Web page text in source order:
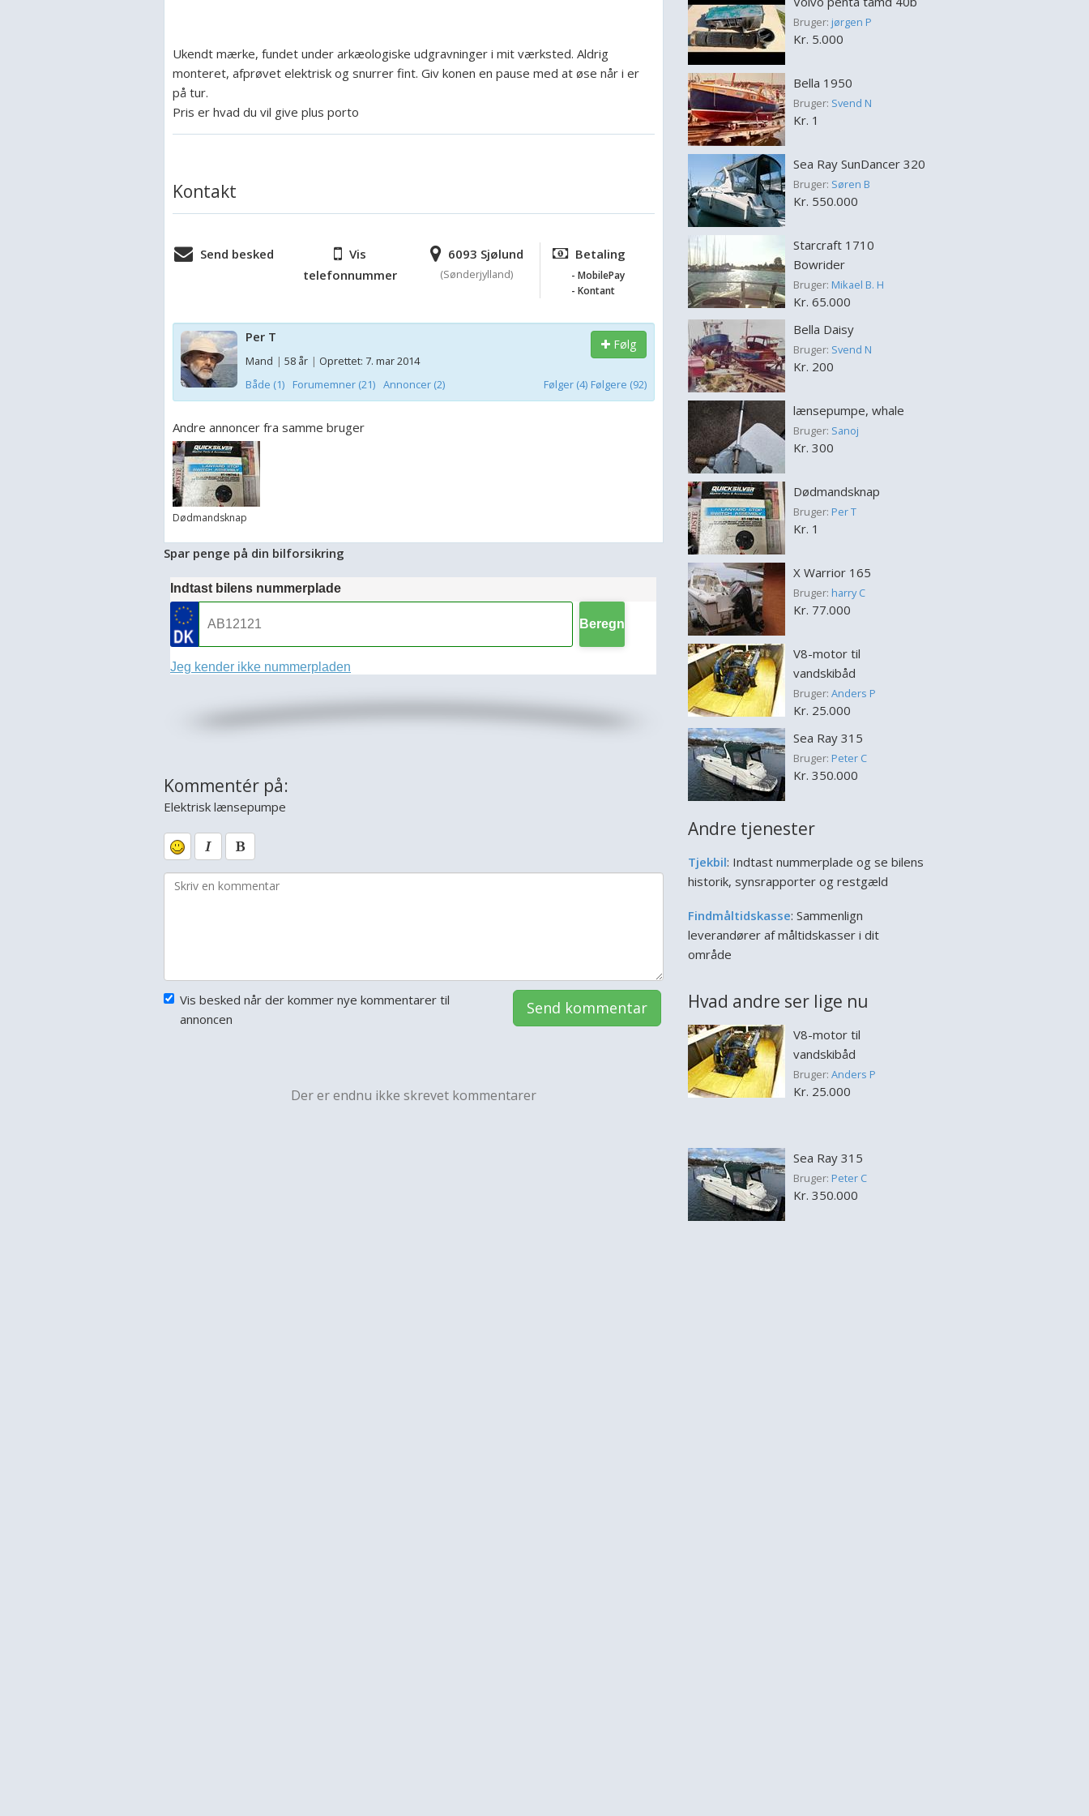
Ukendt mærke, fundet under arkæologiske udgravninger i mit værksted. Aldrig
monteret, afprøvet elektrisk og snurrer fint. Giv konen en pause med at øse når i er
på tur.
Pris er hvad du vil give plus porto
Kontakt
Send besked
Vis
telefonnummer
6093 Sjølund
(Sønderjylland)
Betaling
- MobilePay
- Kontant
Per T
Mand | 58 år | Oprettet: 7. mar 2014
Både (1)
Forumemner (21) Annoncer (2)
Følg
Følger (4) Følgere (92)
Andre annoncer fra samme bruger
Dødmandsknap
Spar penge på din bilforsikring
Kommentér på:
Elektrisk lænsepumpe
Vis besked når der kommer nye kommentarer til
annoncen
Send kommentar
Der er endnu ikke skrevet kommentarer
Bruger: jørgen P
Kr. 5.000
Bella 1950
Bruger: Svend N
Kr. 1
Sea Ray SunDancer 320
Bruger: Søren B
Kr. 550.000
Starcraft 1710
Bowrider
Bruger: Mikael B. H
Kr. 65.000
Bella Daisy
Bruger: Svend N
Kr. 200
lænsepumpe, whale
Bruger: Sanoj
Kr. 300
Dødmandsknap
Bruger: Per T
Kr. 1
X Warrior 165
Bruger: harry C
Kr. 77.000
V8-motor til
vandskibåd
Bruger: Anders P
Kr. 25.000
Sea Ray 315
Bruger: Peter C
Kr. 350.000
Andre tjenester
Tjekbil: Indtast nummerplade og se bilens
historik, synsrapporter og restgæld
Findmåltidskasse: Sammenlign
leverandører af måltidskasser i dit
område
Hvad andre ser lige nu
V8-motor til
vandskibåd
Bruger: Anders P
Kr. 25.000
Sea Ray 315
Bruger: Peter C
Kr. 350.000